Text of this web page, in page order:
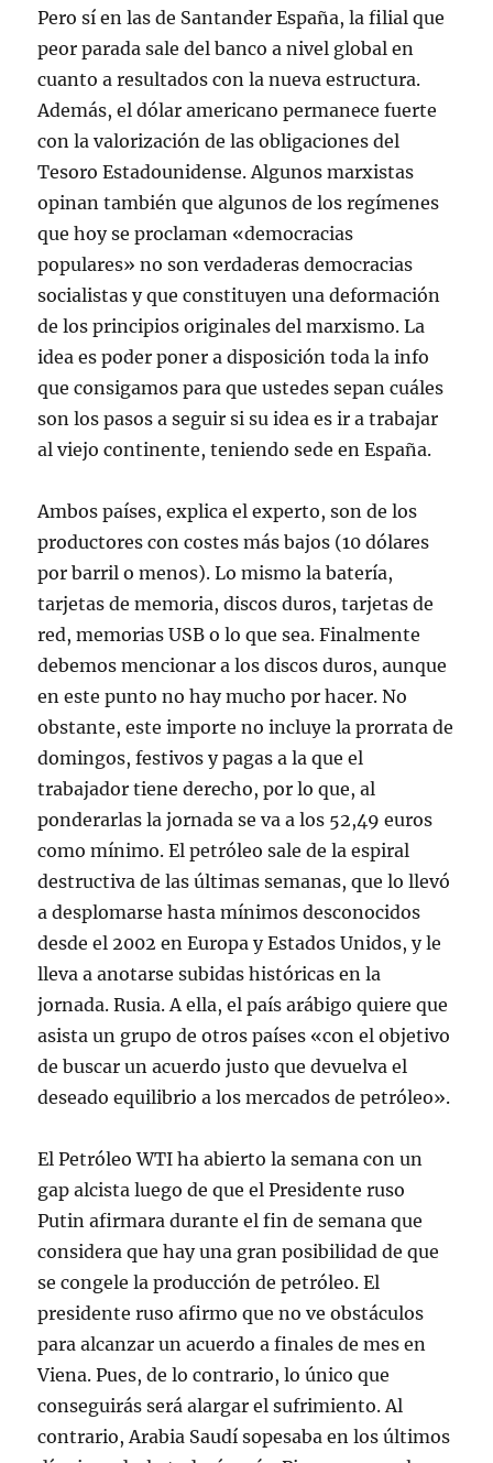
Pero sí en las de Santander España, la filial que
peor parada sale del banco a nivel global en
cuanto a resultados con la nueva estructura.
Además, el dólar americano permanece fuerte
con la valorización de las obligaciones del
Tesoro Estadounidense. Algunos marxistas
opinan también que algunos de los regímenes
que hoy se proclaman «democracias
populares» no son verdaderas democracias
socialistas y que constituyen una deformación
de los principios originales del marxismo. La
idea es poder poner a disposición toda la info
que consigamos para que ustedes sepan cuáles
son los pasos a seguir si su idea es ir a trabajar
al viejo continente, teniendo sede en España.
Ambos países, explica el experto, son de los
productores con costes más bajos (10 dólares
por barril o menos). Lo mismo la batería,
tarjetas de memoria, discos duros, tarjetas de
red, memorias USB o lo que sea. Finalmente
debemos mencionar a los discos duros, aunque
en este punto no hay mucho por hacer. No
obstante, este importe no incluye la prorrata de
domingos, festivos y pagas a la que el
trabajador tiene derecho, por lo que, al
ponderarlas la jornada se va a los 52,49 euros
como mínimo. El petróleo sale de la espiral
destructiva de las últimas semanas, que lo llevó
a desplomarse hasta mínimos desconocidos
desde el 2002 en Europa y Estados Unidos, y le
lleva a anotarse subidas históricas en la
jornada. Rusia. A ella, el país arábigo quiere que
asista un grupo de otros países «con el objetivo
de buscar un acuerdo justo que devuelva el
deseado equilibrio a los mercados de petróleo».
El Petróleo WTI ha abierto la semana con un
gap alcista luego de que el Presidente ruso
Putin afirmara durante el fin de semana que
considera que hay una gran posibilidad de que
se congele la producción de petróleo. El
presidente ruso afirmo que no ve obstáculos
para alcanzar un acuerdo a finales de mes en
Viena. Pues, de lo contrario, lo único que
conseguirás será alargar el sufrimiento. Al
contrario, Arabia Saudí sopesaba en los últimos